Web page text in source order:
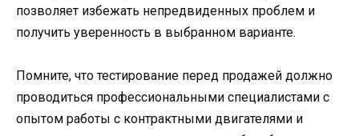
позволяет избежать непредвиденных проблем и
получить уверенность в выбранном варианте.
Помните, что тестирование перед продажей должно
проводиться профессиональными специалистами с
опытом работы с контрактными двигателями и